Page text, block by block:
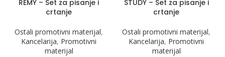
REMY – Set za pisanje i
crtanje
Ostali promotivni materijal,
Kancelarija, Promotivni
materijal
STUDY – Set za pisanje i
crtanje
Ostali promotivni materijal,
Kancelarija, Promotivni
materijal